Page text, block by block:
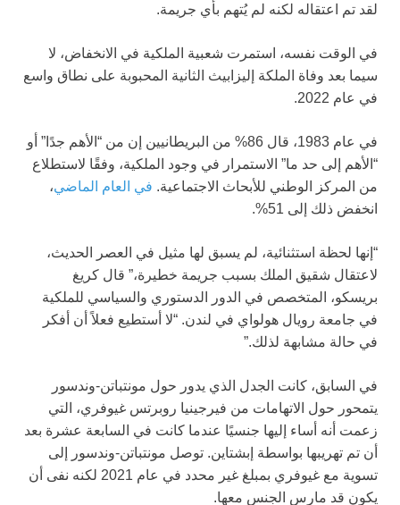
لقد تم اعتقاله لكنه لم يُتهم بأي جريمة.
في الوقت نفسه، استمرت شعبية الملكية في الانخفاض، لا
سيما بعد وفاة الملكة إليزابيث الثانية المحبوبة على نطاق واسع
في عام 2022.
في عام 1983، قال 86% من البريطانيين إن من “الأهم جدًا” أو
“الأهم إلى حد ما” الاستمرار في وجود الملكية، وفقًا لاستطلاع
من المركز الوطني للأبحاث الاجتماعية. في العام الماضي،
انخفض ذلك إلى 51%.
“إنها لحظة استثنائية، لم يسبق لها مثيل في العصر الحديث،
لاعتقال شقيق الملك بسبب جريمة خطيرة،” قال كريغ
بريسكو، المتخصص في الدور الدستوري والسياسي للملكية
في جامعة رويال هولواي في لندن. “لا أستطيع فعلاً أن أفكر
في حالة مشابهة لذلك.”
في السابق، كانت الجدل الذي يدور حول مونتباتن-وندسور
يتمحور حول الاتهامات من فيرجينيا روبرتس غيوفري، التي
زعمت أنه أساء إليها جنسيًا عندما كانت في السابعة عشرة بعد
أن تم تهريبها بواسطة إبشتاين. توصل مونتباتن-وندسور إلى
تسوية مع غيوفري بمبلغ غير محدد في عام 2021 لكنه نفى أن
يكون قد مارس الجنس معها.